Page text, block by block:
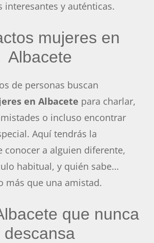
interesantes y auténticas.
mujeres en
Albacete
de personas buscan
en Albacete para charlar,
o incluso encontrar
Aquí tendrás la
conocer a alguien diferente,
habitual, y quién sabe…
más que una amistad.
que nunca
descansa